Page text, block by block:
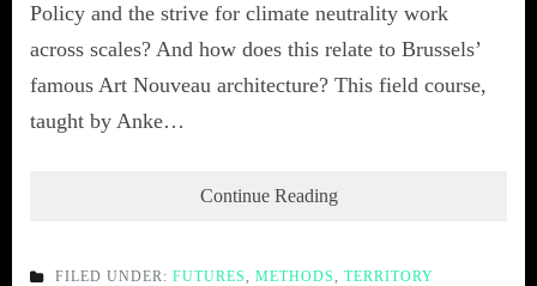
Policy and the strive for climate neutrality work
across scales? And how does this relate to Brussels’
famous Art Nouveau architecture? This field course,
taught by Anke…
Continue Reading
FILED UNDER: FUTURES, METHODS, TERRITORY